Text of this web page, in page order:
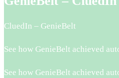
CluedIn – GenieBelt
See how GenieBelt achieved
See how GenieBelt achieved